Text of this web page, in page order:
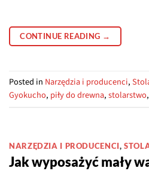
CONTINUE READING →
Posted in Narzędzia i producenci,
Gyokucho, piły do drewna,stolarstwo,
NARZĘDZIA I PRODUCENCI ,
Jak wyposażyć mały